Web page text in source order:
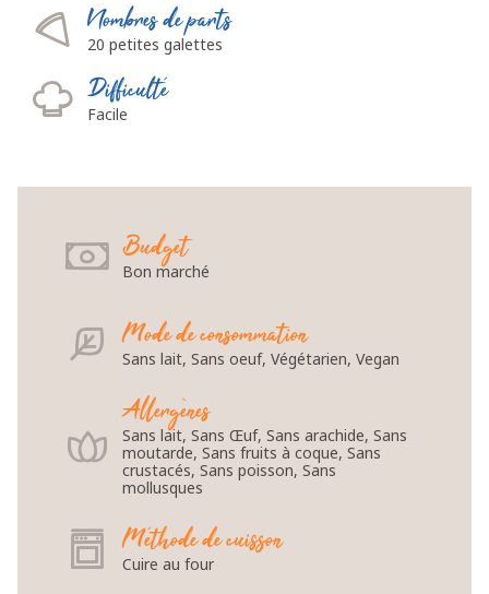
Nombres de parts
20 petites galettes
Difficulté
Facile
Budget
Bon marché
Mode de consommation
Sans lait, Sans oeuf, Végétarien, Vegan
Allergènes
Sans lait, Sans Œuf, Sans arachide, Sans
moutarde, Sans fruits à coque, Sans
crustacés, Sans poisson, Sans
mollusques
Méthode de cuisson
Cuire au four